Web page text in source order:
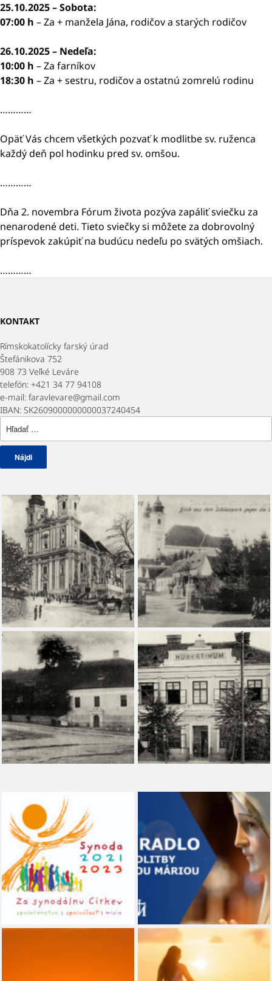
25.10.2025 – Sobota:
07:00 h – Za + manžela Jána, rodičov a starých rodičov
26.10.2025 – Nedeľa:
10:00 h – Za farníkov
18:30 h – Za + sestru, rodičov a ostatnú zomrelú rodinu
…………
Opäť Vás chcem všetkých pozvať k modlitbe sv. ruženca
každý deň pol hodinku pred sv. omšou.
…………
Dňa 2. novembra Fórum života pozýva zapáliť sviečku za
nenarodené deti. Tieto sviečky si môžete za dobrovolný
príspevok zakúpiť na budúcu nedeľu po svätých omšiach.
…………
KONTAKT
Rímskokatolícky farský úrad
Štefánikova 752
908 73 Veľké Leváre
telefón: +421 34 77 94108
e-mail: faravlevare@gmail.com
IBAN: SK2609000000000037240454